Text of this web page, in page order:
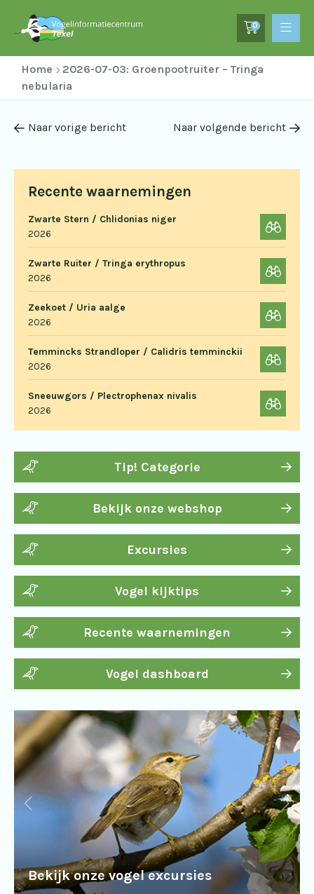
0
Home
2026-07-03: Groenpootruiter – Tringa
nebularia
Recente waarnemingen
Zwarte Stern / Chlidonias niger
2026
Zwarte Ruiter / Tringa erythropus
2026
Zeekoet / Uria aalge
2026
Temmincks Strandloper / Calidris temminckii
2026
Sneeuwgors / Plectrophenax nivalis
2026
Tip! Categorie
Bekijk onze webshop
Excursies
Vogel kijktips
Recente waarnemingen
Vogel dashboard
Bekijk onze vogel excursies
Naar vorige bericht Naar volgende bericht